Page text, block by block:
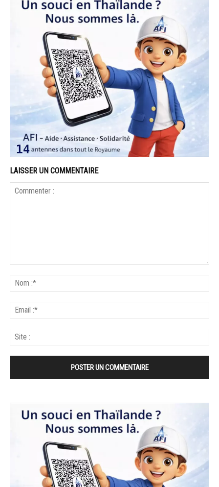
LAISSER UN COMMENTAIRE